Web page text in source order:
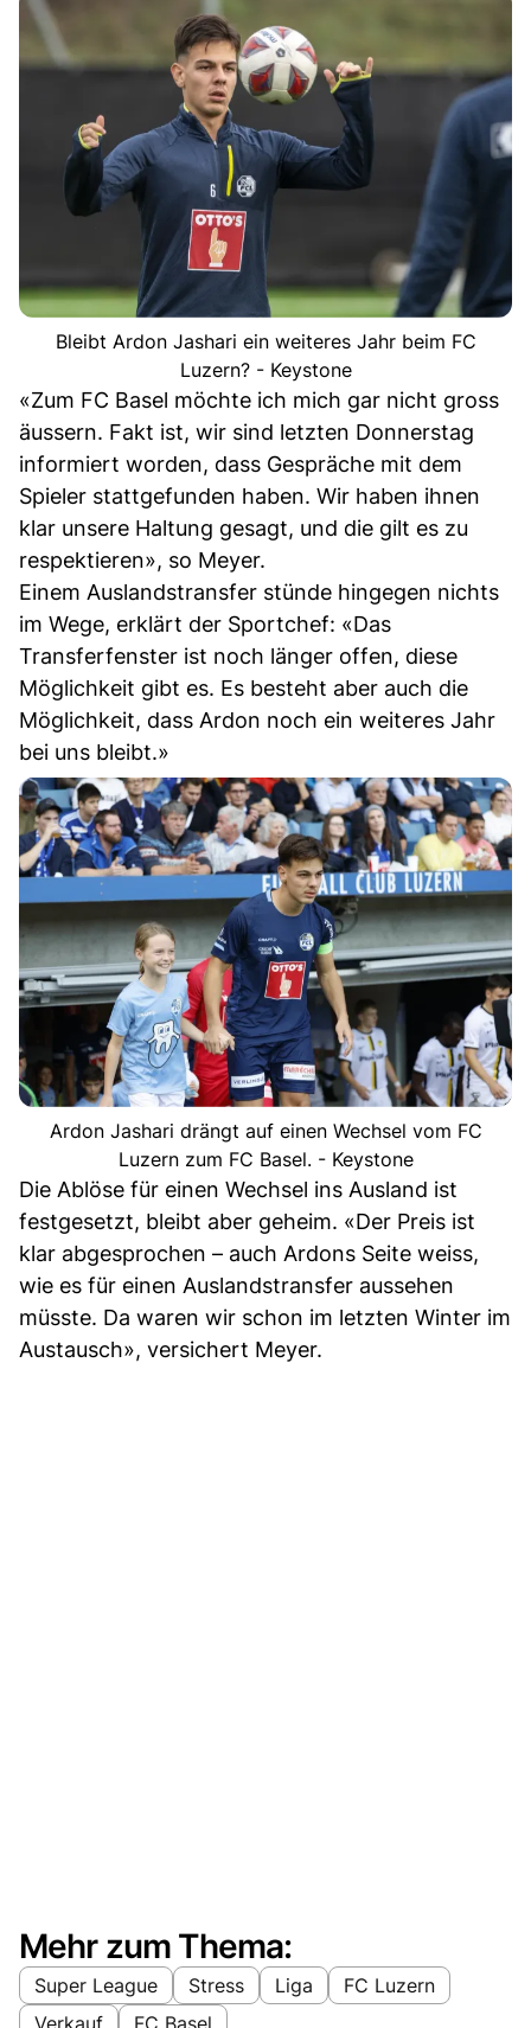
Bleibt Ardon Jashari ein weiteres Jahr beim FC
Luzern? - Keystone
«Zum FC Basel möchte ich mich gar nicht gross
äussern. Fakt ist, wir sind letzten Donnerstag
informiert worden, dass Gespräche mit dem
Spieler stattgefunden haben. Wir haben ihnen
klar unsere Haltung gesagt, und die gilt es zu
respektieren», so Meyer.
Einem Auslandstransfer stünde hingegen nichts
im Wege, erklärt der Sportchef: «Das
Transferfenster ist noch länger offen, diese
Möglichkeit gibt es. Es besteht aber auch die
Möglichkeit, dass Ardon noch ein weiteres Jahr
bei uns bleibt.»
Ardon Jashari drängt auf einen Wechsel vom FC
Luzern zum FC Basel. - Keystone
Die Ablöse für einen Wechsel ins Ausland ist
festgesetzt, bleibt aber geheim. «Der Preis ist
klar abgesprochen – auch Ardons Seite weiss,
wie es für einen Auslandstransfer aussehen
müsste. Da waren wir schon im letzten Winter im
Austausch», versichert Meyer.
Mehr zum Thema:
Super League Stress Liga
FC Luzern